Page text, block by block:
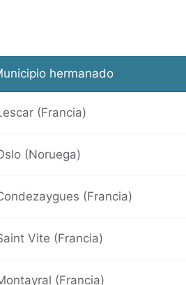
hermanado
(Francia)
(Noruega)
(Francia)
Vite (Francia)
(Francia)